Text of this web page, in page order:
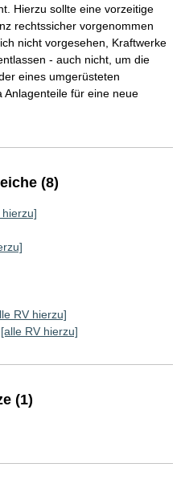
Hierzu sollte eine vorzeitige
rechtssicher vorgenommen
nicht vorgesehen, Kraftwerke
- auch nicht, um die
eines umgerüsteten
Anlagenteile für eine neue
(8)
hierzu]
RV hierzu]
[alle RV hierzu]
(1)